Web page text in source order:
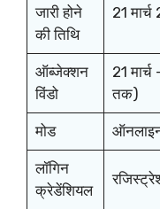
जारी होने
की तिथि
21
ऑब्जेक्शन
विंडो
21
तक)
मोड
लॉगिन
क्रेडेंशियल